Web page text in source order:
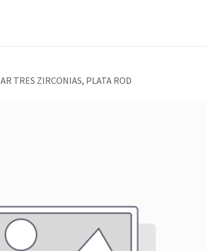
AR TRES ZIRCONIAS, PLATA ROD